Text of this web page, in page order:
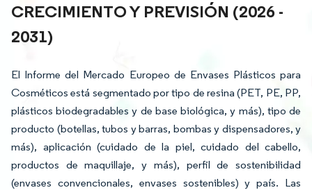
CRECIMIENTO Y PREVISIÓN (2026 -
2031)
El Informe del Mercado Europeo de Envases Plásticos para
Cosméticos está segmentado por tipo de resina (PET, PE, PP,
plásticos biodegradables y de base biológica, y más), tipo de
producto (botellas, tubos y barras, bombas y dispensadores, y
más), aplicación (cuidado de la piel, cuidado del cabello,
productos de maquillaje, y más), perfil de sostenibilidad
(envases convencionales, envases sostenibles) y país. Las